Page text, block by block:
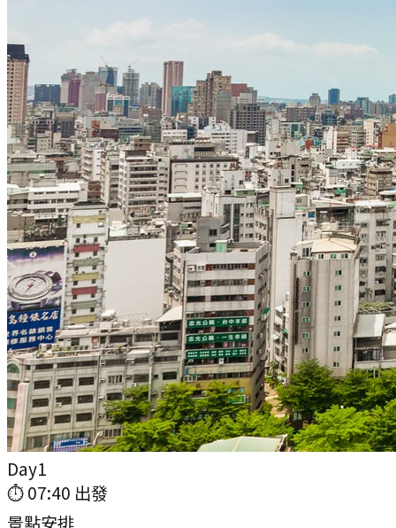
Day1
⏱07:40 出發
景點安排